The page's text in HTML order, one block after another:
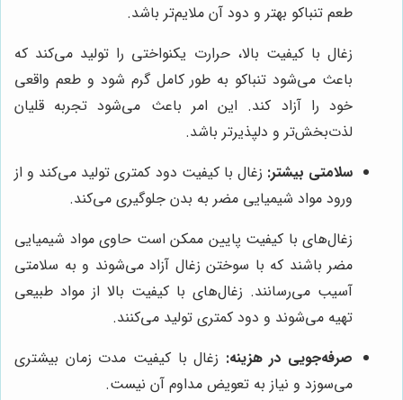
طعم تنباکو بهتر و دود آن ملایم‌تر باشد.
زغال با کیفیت بالا، حرارت یکنواختی را تولید می‌کند که
باعث می‌شود تنباکو به طور کامل گرم شود و طعم واقعی
خود را آزاد کند. این امر باعث می‌شود تجربه قلیان
لذت‌بخش‌تر و دلپذیرتر باشد.
سلامتی بیشتر: زغال با کیفیت دود کمتری تولید می‌کند و از
ورود مواد شیمیایی مضر به بدن جلوگیری می‌کند.
زغال‌های با کیفیت پایین ممکن است حاوی مواد شیمیایی
مضر باشند که با سوختن زغال آزاد می‌شوند و به سلامتی
آسیب می‌رسانند. زغال‌های با کیفیت بالا از مواد طبیعی
تهیه می‌شوند و دود کمتری تولید می‌کنند.
صرفه‌جویی در هزینه: زغال با کیفیت مدت زمان بیشتری
می‌سوزد و نیاز به تعویض مداوم آن نیست.